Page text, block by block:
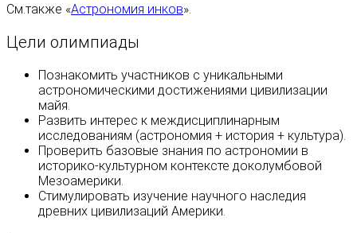
См.также «Астрономия инков».
Цели олимпиады
Познакомить участников с уникальными
астрономическими достижениями цивилизации
майя.
Развить интерес к междисциплинарным
исследованиям (астрономия + история + культура).
Проверить базовые знания по астрономии в
историко‑культурном контексте доколумбовой
Мезоамерики.
Стимулировать изучение научного наследия
древних цивилизаций Америки.